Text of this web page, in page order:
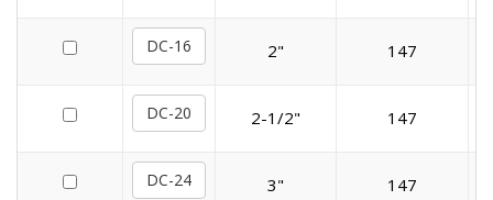
DC-16 2" 147
DC-20 2-1/2" 147
DC-24 3" 147